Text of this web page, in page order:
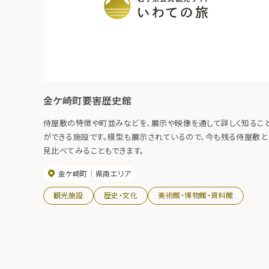
金ケ崎町要害歴史館
侍屋敷の特徴や町並みなどを、展示や映像を通して詳しく知るこ
ができる施設です。模型も展示されているので、今も残る侍屋敷と
見比べてみることもできます。
金ケ崎町 県南エリア
観光施設 歴史・文化 美術館・博物館・資料館